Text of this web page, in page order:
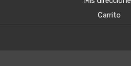
Carrito